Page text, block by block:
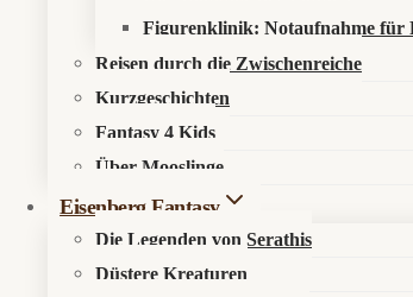
Figurenklinik: Notaufnahme für
Reisen durch die Zwischenreiche
Kurzgeschichten
Fantasy 4 Kids
Über Mooslinge
Eisenberg Fantasy
Die Legenden von Serathis
Düstere Kreaturen
Springflut
Unsere fantastischen Autoren
Recht & Ordnung
Datenschutzerklärung
Impressum